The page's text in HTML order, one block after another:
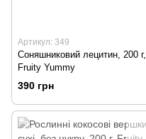
Артикул: 349
Соняшниковий лецитин, 200 г,
Fruity Yummy
390 грн